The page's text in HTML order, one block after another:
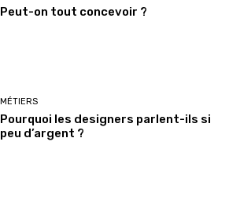
Peut-on tout concevoir ?
MÉTIERS
Pourquoi les designers parlent-ils si
peu d’argent ?